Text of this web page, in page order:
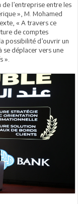
l’entreprise entre les
», M. Mohamed
« A travers ce
de comptes
possibilité d’ouvrir un
se déplacer vers une
».